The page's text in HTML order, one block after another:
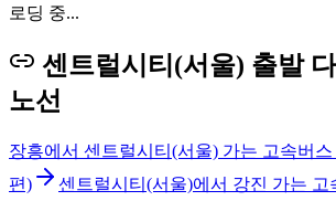
로딩 중...
센트럴시티(서울) 출발
노선
장흥에서 센트럴시티(서울) 가는 고속버
편)
센트럴시티(서울)에서 강진 가는 고